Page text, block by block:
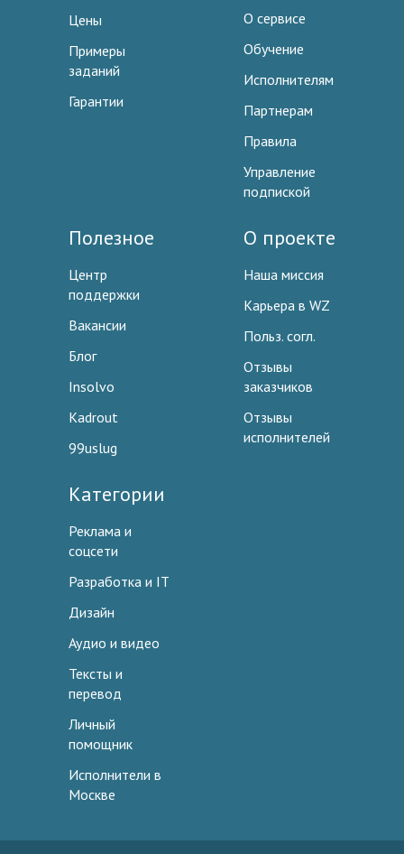
Цены
Примеры
заданий
Гарантии
О сервисе
Обучение
Исполнителям
Партнерам
Правила
Управление
подпиской
Полезное
Центр
поддержки
Вакансии
Блог
Insolvo
Kadrout
99uslug
О проекте
Наша миссия
Карьера в WZ
Польз. согл.
Отзывы
заказчиков
Отзывы
исполнителей
Категории
Реклама и
соцсети
Разработка и IT
Дизайн
Аудио и видео
Тексты и
перевод
Личный
помощник
Исполнители в
Москве